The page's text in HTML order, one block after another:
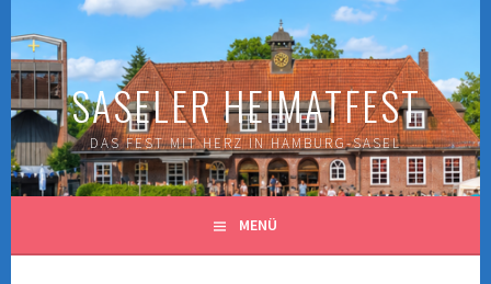
zum
Inhalt
SASELER HEIMATFEST
DAS FEST MIT HERZ IN HAMBURG-SASEL
MENÜ